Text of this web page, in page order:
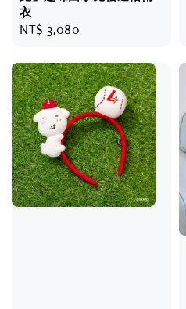
衣
Regular
NT$ 3,080